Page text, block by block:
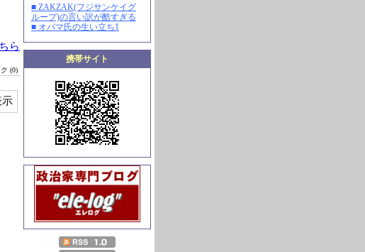
■ ZAKZAK(フジサンケイグ
ループ)の言い訳が酷すぎる
■ オバマ氏の生い立ち1
携帯サイト
ら
(0)
示